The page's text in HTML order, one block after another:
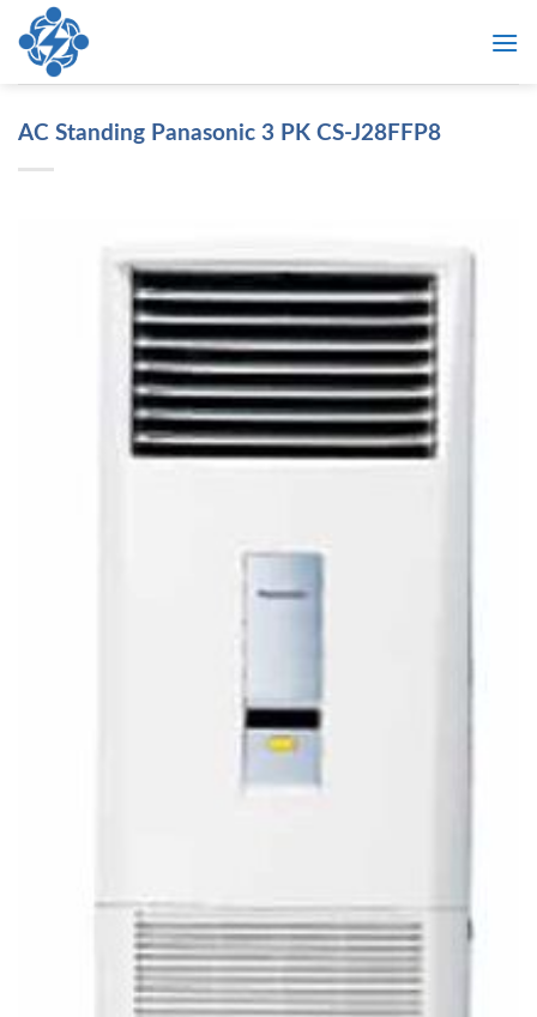
Skip
to
content
AC Standing Panasonic 3 PK CS-J28FFP8